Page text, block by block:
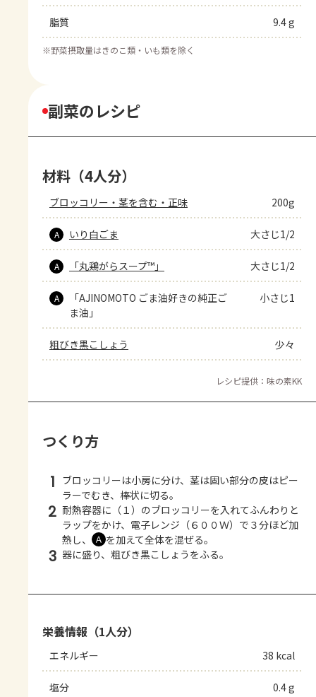
脂質 9.4 g
※野菜摂取量はきのこ類・いも類を除く
副菜のレシピ
材料（4人分）
ブロッコリー・茎を含む・正味 200g
A いり白ごま 大さじ1/2
A 「丸鶏がらスープ™」 大さじ1/2
A
「AJINOMOTO ごま油好きの純正ご
ま油」
小さじ1
粗びき黒こしょう 少々
レシピ提供：味の素KK
つくり方
1 ブロッコリーは小房に分け、茎は固い部分の皮はピー
ラーでむき、棒状に切る。
2 耐熱容器に（１）のブロッコリーを入れてふんわりと
ラップをかけ、電子レンジ（６００Ｗ）で３分ほど加
熱し、
Ａ を加えて全体を混ぜる。
3 器に盛り、粗びき黒こしょうをふる。
栄養情報（1人分）
エネルギー 38 kcal
塩分 0.4 g